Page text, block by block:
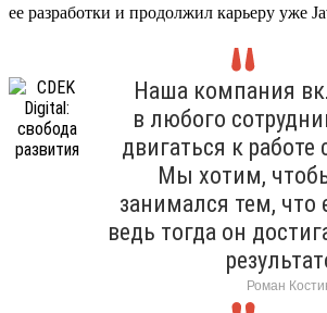
ее разработки и продолжил карьеру уже
Наша компания
в любого
двигаться к
Мы хотим,
занимался тем, что
ведь тогда он
Роман